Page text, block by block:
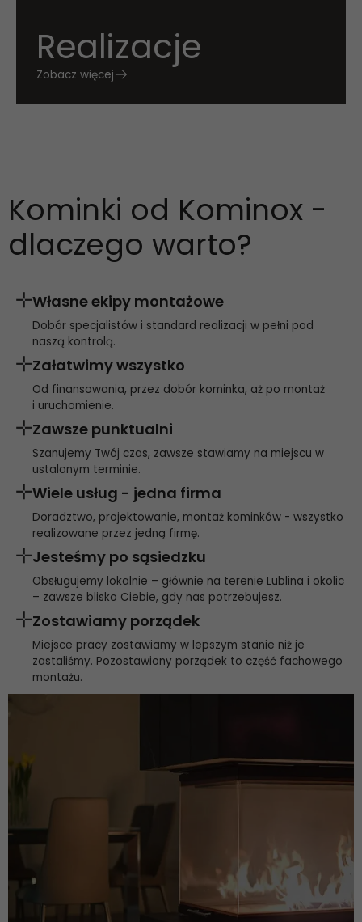
Realizacje
Zobacz więcej
Kominki od Kominox -
dlaczego warto?
Własne ekipy montażowe
Dobór specjalistów i standard realizacji w pełni pod
naszą kontrolą.
Załatwimy wszystko
Od finansowania, przez dobór kominka, aż po montaż
i uruchomienie.
Zawsze punktualni
Szanujemy Twój czas, zawsze stawiamy na miejscu w
ustalonym terminie.
Wiele usług - jedna firma
Doradztwo, projektowanie, montaż kominków - wszystko
realizowane przez jedną firmę.
Jesteśmy po sąsiedzku
Obsługujemy lokalnie – głównie na terenie Lublina i okolic
– zawsze blisko Ciebie, gdy nas potrzebujesz.
Zostawiamy porządek
Miejsce pracy zostawiamy w lepszym stanie niż je
zastaliśmy. Pozostawiony porządek to część fachowego
montażu.